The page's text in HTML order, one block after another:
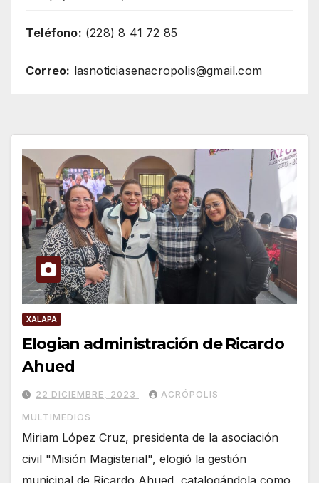
Teléfono: (228) 8 41 72 85
Correo: lasnoticiasenacropolis@gmail.com
XALAPA
Elogian administración de Ricardo
Ahued
22 DICIEMBRE, 2023 ACRÓPOLIS
MULTIMEDIOS
Miriam López Cruz, presidenta de la asociación
civil "Misión Magisterial", elogió la gestión